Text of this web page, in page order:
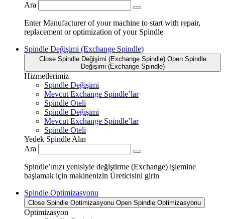
Ara
Enter Manufacturer of your machine to start with repair,
replacement or optimization of your Spindle
Spindle Değişimi (Exchange Spindle)
Close Spindle Değişimi (Exchange Spindle) Open Spindle
Değişimi (Exchange Spindle)
Hizmetlerimiz
Spindle Değişimi
Mevcut Exchange Spindle’lar
Spindle Oteli
Spindle Değişimi
Mevcut Exchange Spindle’lar
Spindle Oteli
Yedek Spindle Alın
Ara
Spindle’ınızı yenisiyle değiştirme (Exchange) işlemine
başlamak için makinenizin Üreticisini girin
Spindle Optimizasyonu
Close Spindle Optimizasyonu Open Spindle Optimizasyonu
Optimizasyon